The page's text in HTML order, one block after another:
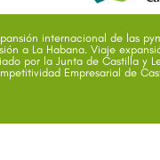
internacional de las
a La Habana. Viaje
por la Junta de Castilla y
Empresarial de